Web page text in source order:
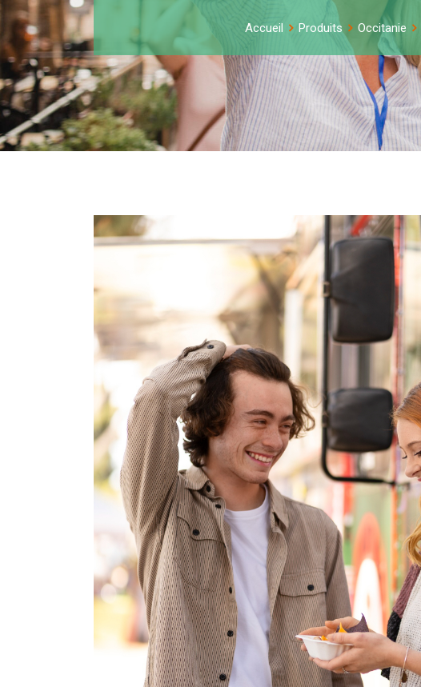
Accueil Produits Occitanie